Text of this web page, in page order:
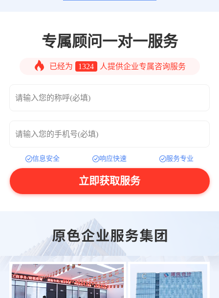
专属顾问一对一服务
已经为 1324 人提供企业专属咨询服务
请输入您的称呼(必填)
请输入您的手机号(必填)
信息安全 响应快速 服务专业
立即获取服务